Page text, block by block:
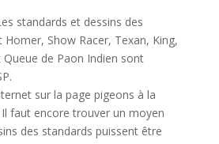
standards et dessins des
Homer, Show Racer, Texan, King,
de Paon Indien sont
sur la page pigeons à la
faut encore trouver un moyen
des standards puissent être